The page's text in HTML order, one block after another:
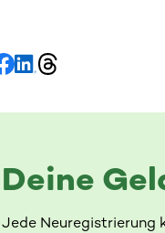
Deine
Jede Neuregistrierung